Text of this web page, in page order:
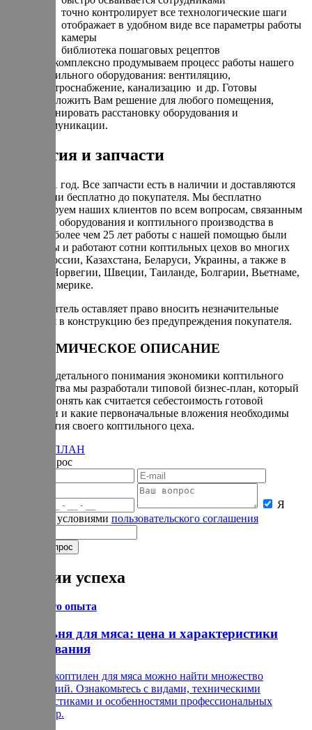
точно контролирует все технологические шаги
отображает в удобном виде все параметры работы
камеры
библиотека пошаговых рецептов
Мы комплексно продумываем процесс работы нашего
коптильного оборудования: вентиляцию,
электроснабжение, канализацию и др. Готовы
предложить Вам решение для любого помещения,
спланировать расстановку оборудования и
коммуникации.
Гарантия и запчасти
Гарантия 1 год. Все запчасти есть в наличии и доставляются
по гарантии бесплатно до покупателя. Мы бесплатно
консультируем наших клиентов по всем вопросам, связанным
с запуском оборудования и коптильного производства в
целом. За более чем 25 лет работы с нашей помощью были
запущенны и работают сотни коптильных цехов во многих
городах России, Казахстана, Беларуси, Украины, а также в
Израиле, Норвегии, Швеции, Таиланде, Болгарии, Вьетнаме,
Кипре и Америке.
Производитель оставляет право вносить незначительные
изменения в конструкцию без предупреждения покупателя.
ЭКОНОМИЧЕСКОЕ ОПИСАНИЕ
Для более детального понимания экономики коптильного
производства мы разработали типовой бизнес-план, который
поможет понять как считается себестоимость готовой
продукции и какие первоначальные вложения необходимы
для открытия своего коптильного цеха.
БИЗНЕС-ПЛАН
Задать вопрос
Я
согласен с условиями пользовательского соглашения
Истории успеха
Из личного опыта
Коптильня для мяса: цена и характеристики
оборудования
На рынке коптилен для мяса можно найти множество
предложений. Ознакомьтесь с видами, техническими
характеристиками и особенностями профессиональных
термокамер.